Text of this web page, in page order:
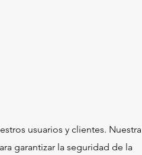
usuarios y clientes. Nuestra
garantizar la seguridad de la